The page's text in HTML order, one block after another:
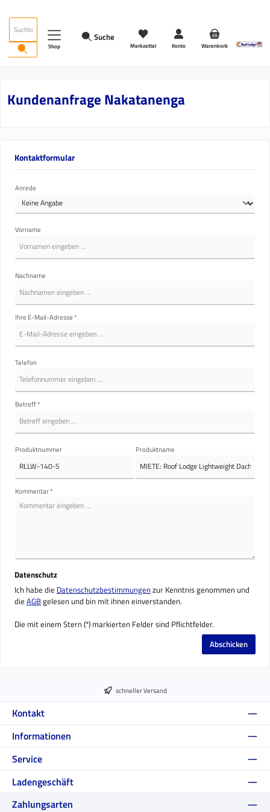
Shop
Suche
Merkzettel Konto Warenkorb
Kundenanfrage Nakatanenga
Kontaktformular
Anrede
Vorname
Nachname
Ihre E-Mail-Adresse*
Telefon
Betreff*
Produktnummer Produktname
Kommentar*
Datenschutz
Ich habe die Datenschutzbestimmungenzur Kenntnis genommen und
die AGBgelesen und bin mit ihnen einverstanden.
Die mit einem Stern (*) markierten Felder sind Pflichtfelder.
Abschicken
schneller Versand
Kontakt
Informationen
Service
Ladengeschäft
Zahlungsarten